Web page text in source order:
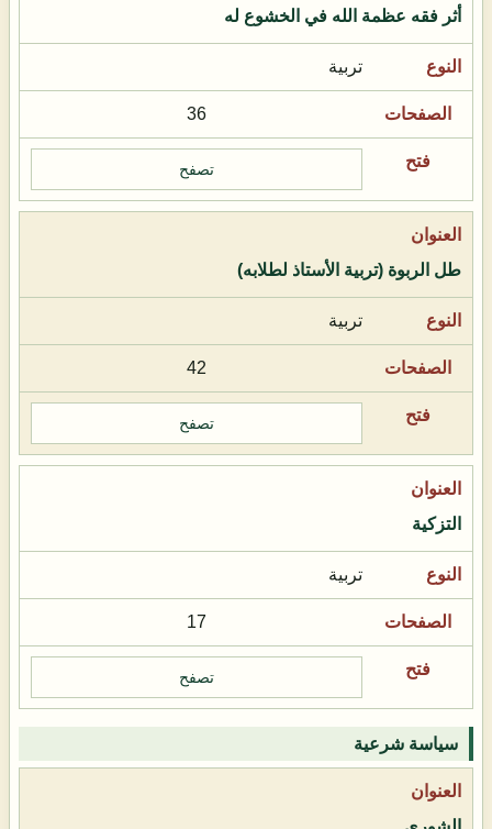
أثر فقه عظمة الله في الخشوع له
تربية
36
تصفح
طل الربوة (تربية الأستاذ لطلابه)
تربية
42
تصفح
التزكية
تربية
17
تصفح
سياسة شرعية